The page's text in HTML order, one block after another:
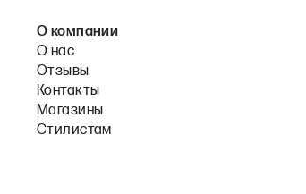
О компании
О нас
Отзывы
Контакты
Магазины
Стилистам